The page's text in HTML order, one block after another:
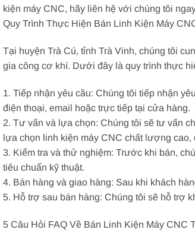
kiện máy CNC, hãy liên hệ với chúng tôi
Quy Trình Thực Hiện Bán Linh Kiện Máy
Tại huyện Trà Cú, tỉnh Trà Vinh, chúng tôi
gia công cơ khí. Dưới đây là quy trình thực
1. Tiếp nhận yêu cầu: Chúng tôi tiếp nhận
điện thoại, email hoặc trực tiếp tại cửa hàng.
2. Tư vấn và lựa chọn: Chúng tôi sẽ tư vấn
lựa chọn linh kiện máy CNC chất lượng
3. Kiểm tra và thử nghiệm: Trước khi bán,
tiêu chuẩn kỹ thuật.
4. Bán hàng và giao hàng: Sau khi khách
5. Hỗ trợ sau bán hàng: Chúng tôi sẽ hỗ trợ
5 Câu Hỏi FAQ Về Bán Linh Kiện Máy CNC